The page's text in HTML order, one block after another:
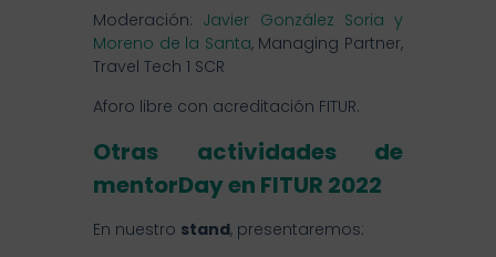
Moderación: Javier González Soria y
Moreno de la Santa, Managing Partner,
Travel Tech 1 SCR
Aforo libre con acreditación FITUR.
Otras actividades de
mentorDay en FITUR 2022
En nuestro stand, presentaremos: